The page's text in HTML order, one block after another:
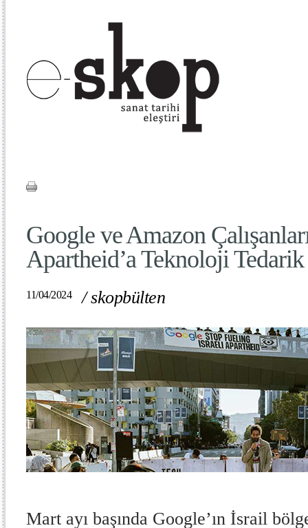
Google ve Amazon
Apartheid’a Teknoloji
11/04/2024 /skopbülten
Mart ayı başında Google’ın İsrail